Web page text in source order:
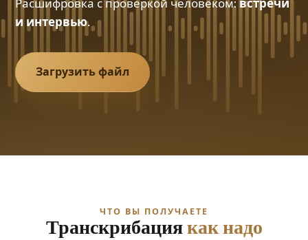
Расшифровка с проверкой человеком: встречи
и интервью.
Загрузить файл
ЧТО ВЫ ПОЛУЧАЕТЕ
Транскрибация как надо